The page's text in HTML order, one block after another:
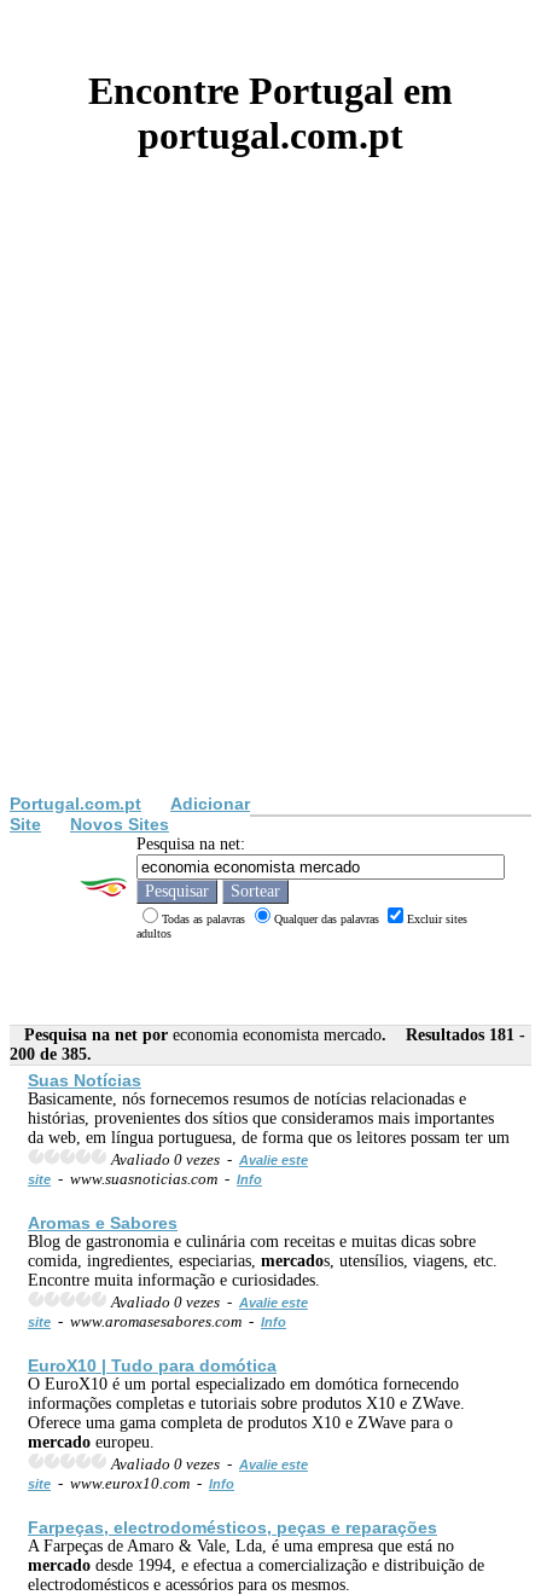
Encontre Portugal em
portugal.com.pt
Portugal.com.pt
Adicionar
Site
Novos Sites
Pesquisa na net:
Todas as palavras Qualquer das palavras
Excluir sites
adultos
Pesquisa na net por economia economista mercado. Resultados 181 -
200 de 385.
Suas Notícias
Basicamente, nós fornecemos resumos de notícias relacionadas e
histórias, provenientes dos sítios que consideramos mais importantes
da web, em língua portuguesa, de forma que os leitores possam ter um
Avaliado 0 vezes - Avalie este
site - www.suasnoticias.com - Info
Aromas e Sabores
Blog de gastronomia e culinária com receitas e muitas dicas sobre
comida, ingredientes, especiarias, mercados, utensílios, viagens, etc.
Encontre muita informação e curiosidades.
Avaliado 0 vezes - Avalie este
site - www.aromasesabores.com - Info
EuroX10 | Tudo para domótica
O EuroX10 é um portal especializado em domótica fornecendo
informações completas e tutoriais sobre produtos X10 e ZWave.
Oferece uma gama completa de produtos X10 e ZWave para o
mercado europeu.
Avaliado 0 vezes - Avalie este
site - www.eurox10.com - Info
Farpeças, electrodomésticos, peças e reparações
A Farpeças de Amaro & Vale, Lda, é uma empresa que está no
mercado desde 1994, e efectua a comercialização e distribuição de
electrodomésticos e acessórios para os mesmos.